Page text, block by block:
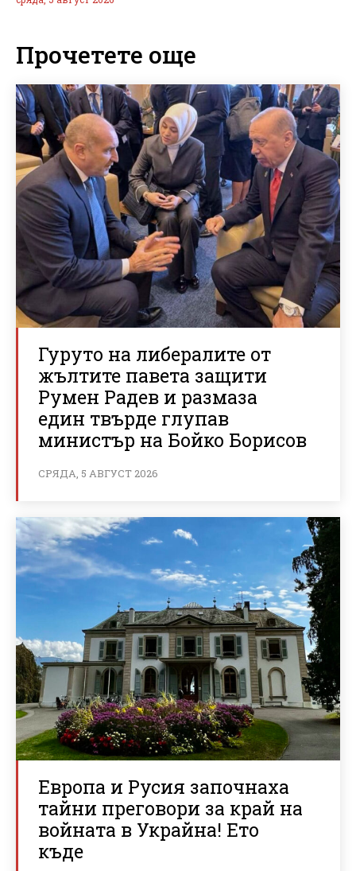
Прочетете още
Гуруто на либералите от
жълтите павета защити
Румен Радев и размаза
един твърде глупав
министър на Бойко Борисов
СРЯДА, 5 АВГУСТ 2026
Европа и Русия започнаха
тайни преговори за край на
войната в Украйна! Ето
къде